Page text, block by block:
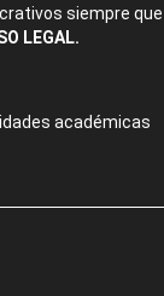
siempre
LEGAL.
académicas